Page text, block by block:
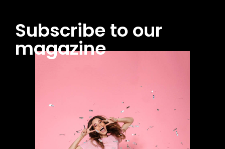
Subscribe to our
magazine